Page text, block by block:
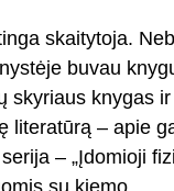
skaitytoja.
buvau
skyriaus knygas ir
literatūrą – apie
– „Įdomioji
su kiemo